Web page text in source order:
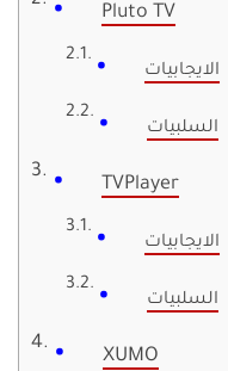
Pluto TV
الايجابيات
السلبيات
TVPlayer
الايجابيات
السلبيات
XUMO